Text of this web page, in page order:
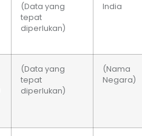
(Data yang
tepat
diperlukan)
India
(Data yang
tepat
diperlukan)
(Nama
Negara)